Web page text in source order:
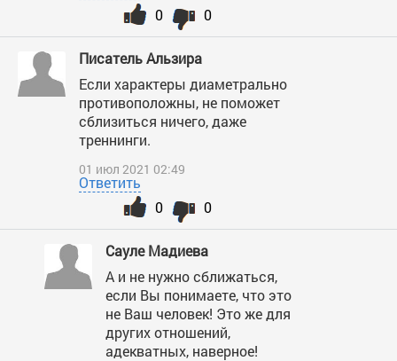
0
0
Писатель Альзира
Если характеры диаметрально
противоположны, не поможет
сблизиться ничего, даже
треннинги.
01 июл 2021 02:49
Ответить
0
0
Сауле Мадиева
А и не нужно сближаться,
если Вы понимаете, что это
не Ваш человек! Это же для
других отношений,
адекватных, наверное!